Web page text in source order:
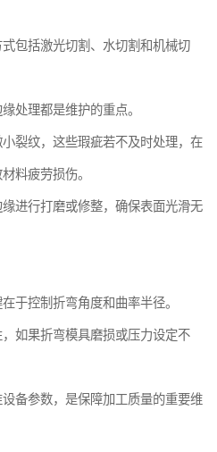
包括激光切割、水切割和机械切
处理都是维护的重点。
裂纹，这些瑕疵若不及时处理，在
料疲劳损伤。
进行打磨或修整，确保表面光滑无
于控制折弯角度和曲率半径。
如果折弯模具磨损或压力设定不
备参数，是保障加工质量的重要维